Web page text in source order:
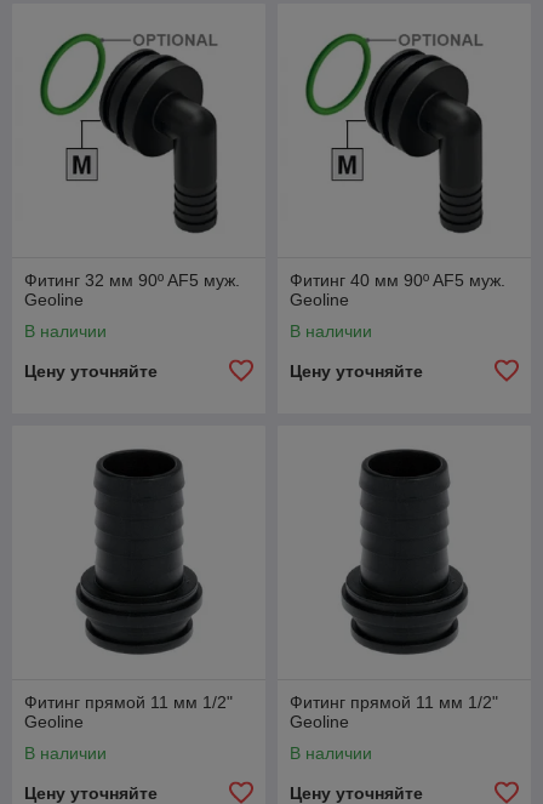
Фитинг 32 мм 90º AF5 муж.
Geoline
В наличии
Цену уточняйте
Фитинг 40 мм 90º AF5 муж.
Geoline
В наличии
Цену уточняйте
Фитинг прямой 11 мм 1/2"
Geoline
В наличии
Цену уточняйте
Фитинг прямой 11 мм 1/2"
Geoline
В наличии
Цену уточняйте